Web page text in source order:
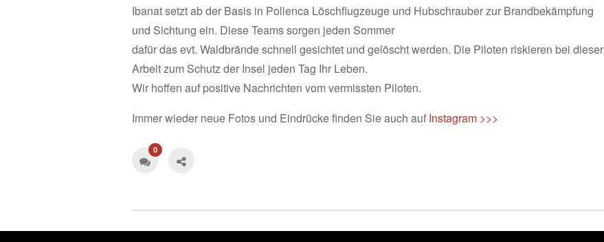
Ibanat setzt ab der Basis in Pollenca Löschflugzeuge und Hubschrauber zur Brandbekämpfung
und Sichtung ein. Diese Teams sorgen jeden Sommer
dafür das evt. Waldbrände schnell gesichtet und gelöscht werden. Die Piloten riskieren bei dieser
Arbeit zum Schutz der Insel jeden Tag Ihr Leben.
Wir hoffen auf positive Nachrichten vom vermissten Piloten.
Immer wieder neue Fotos und Eindrücke finden Sie auch auf Instagram >>>
0